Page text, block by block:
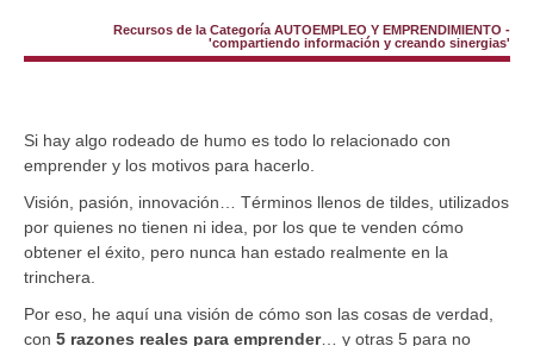
Recursos de la Categoría AUTOEMPLEO Y EMPRENDIMIENTO -
'compartiendo información y creando sinergias'
Si hay algo rodeado de humo es todo lo relacionado con
emprender y los motivos para hacerlo.
Visión, pasión, innovación… Términos llenos de tildes, utilizados
por quienes no tienen ni idea, por los que te venden cómo
obtener el éxito, pero nunca han estado realmente en la
trinchera.
Por eso, he aquí una visión de cómo son las cosas de verdad,
con 5 razones reales para emprender… y otras 5 para no